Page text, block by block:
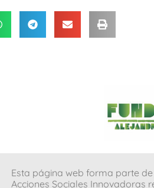
Esta página web forma parte
Acciones Sociales Innovadoras